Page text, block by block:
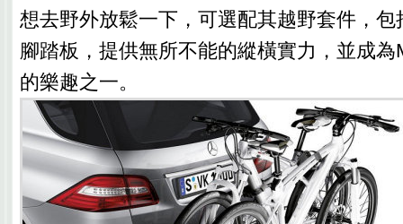
想去野外放鬆一下，可選配其越野套件，
腳踏板，提供無所不能的縱橫實力，並成
的樂趣之一。